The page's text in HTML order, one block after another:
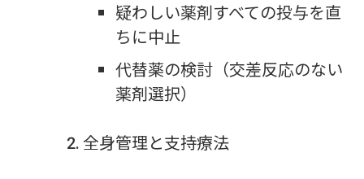
疑わしい薬剤すべての投与を直
ちに中止
代替薬の検討（交差反応のない
薬剤選択）
全身管理と支持療法